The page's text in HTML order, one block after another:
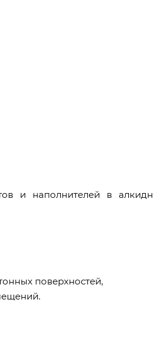
и наполнителей в
поверхностей,